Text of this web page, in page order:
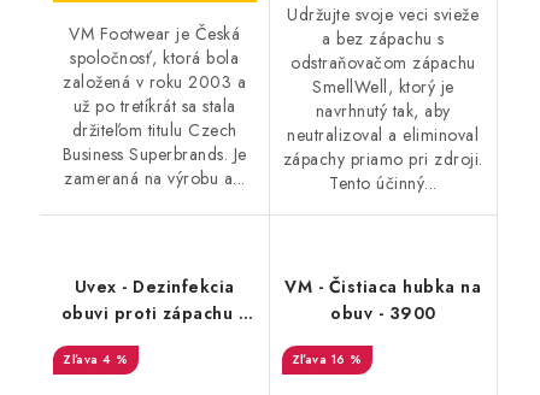
VM Footwear je Česká
spoločnosť, ktorá bola
založená v roku 2003 a
už po tretíkrát sa stala
držiteľom titulu Czech
Business Superbrands. Je
zameraná na výrobu a...
Udržujte svoje veci svieže
a bez zápachu s
odstraňovačom zápachu
SmellWell, ktorý je
navrhnutý tak, aby
neutralizoval a eliminoval
zápachy priamo pri zdroji.
Tento účinný...
Uvex - Dezinfekcia
obuvi proti zápachu a
9698/3
4 %
VM - Čistiaca hubka na
obuv - 3900
16 %